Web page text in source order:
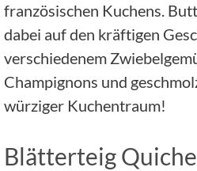
französischen Kuchens.
dabei auf den kräftigen
verschiedenem
Champignons und
würziger Kuchentraum!
Blätterteig